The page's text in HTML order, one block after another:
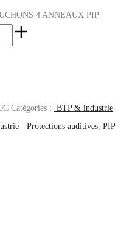
4 ANNEAUX PIP
Catégories : BTP & industrie
- Protections auditives PIP